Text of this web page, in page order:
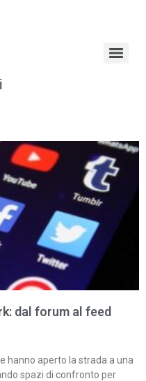
dal forum al feed
hanno aperto la strada a una
spazi di confronto per